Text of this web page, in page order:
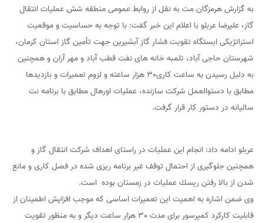
به گزارش هرمزگان مت به نقل از روابط عمومی منطقه شش عمليات انتقال
گاز، عليرضا عربلو با اعلام اين خبر گفت: با توجه به حساسيت و موقعيت
استراتژيكی ايستگاه تقويت فشار گاز آبشيرين جهت تأمين گاز استان كرمان،
شهرستان حاجی آباد، تلمبه خانه های نفت قطب آباد و مهر آران و همچنين
به دليل رسيدن به ساعت كاری30 هزار ساعته و لزوم تعميرات و بازديدها
مطابق با دستوالعمل شركت سازنده، عمليات اورهال مطابق با برنامه نت
ساليانه در دستور كار قرار گرفت.
عربلو ادامه داد: انجام اين عمليات در راستای اهداف شركت انتقال گاز و
همچنين جلوگيری از احتمال توقف غير برنامه ريزی شده در فصل كاری و مانع
شدن از بالا رفتن ريسك عمليات در زمستان بوده است.
وی ضمن اشاره به اهميت اين تعميرات اساسی كه موجب افزايش اطمينان از
قابليت كاركرد كمپرسور برای مدت 30 هزار ساعت ديگر و به منظور تقويت